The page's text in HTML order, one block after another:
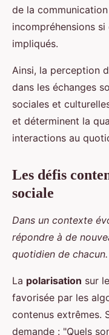
de la
incompréhensions
impliqués.
Ainsi, la perception
dans les échanges
sociales et
et déterminent la
interactions au
Les défis
sociale
Dans un contexte
répondre à de
quotidien de chacun.
La polarisation sur
favorisée par les
contenus extrêmes.
demande : "Quels